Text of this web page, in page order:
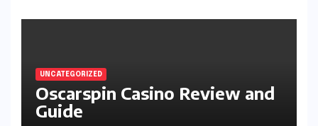
UNCATEGORIZED
Oscarspin Casino Review and
Guide